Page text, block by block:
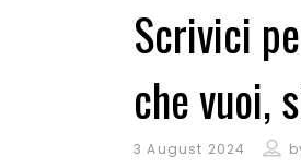
Scrivici
che vuoi,
3 August 2024